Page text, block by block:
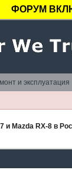
ФОРУМ
и эксплуатация
и Mazda RX-8 в